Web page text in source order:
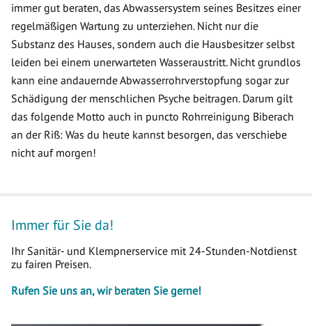
immer gut beraten, das Abwassersystem seines Besitzes einer
regelmäßigen Wartung zu unterziehen. Nicht nur die
Substanz des Hauses, sondern auch die Hausbesitzer selbst
leiden bei einem unerwarteten Wasseraustritt. Nicht grundlos
kann eine andauernde Abwasserrohrverstopfung sogar zur
Schädigung der menschlichen Psyche beitragen. Darum gilt
das folgende Motto auch in puncto Rohrreinigung Biberach
an der Riß: Was du heute kannst besorgen, das verschiebe
nicht auf morgen!
Immer für Sie da!
Ihr Sanitär- und Klempnerservice mit 24-Stunden-Notdienst
zu fairen Preisen.
Rufen Sie uns an, wir beraten Sie gerne!